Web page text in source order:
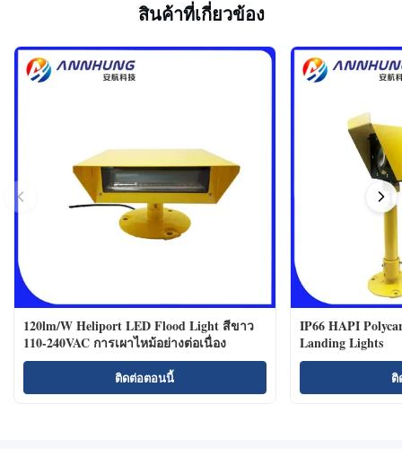
สินค้าที่เกี่ยวข้อง
120lm/W Heliport LED Flood Light สีขาว
110-240VAC การเผาไหม้อย่างต่อเนื่อง
ติดต่อตอนนี้
IP66 HAPI
Landing Lights